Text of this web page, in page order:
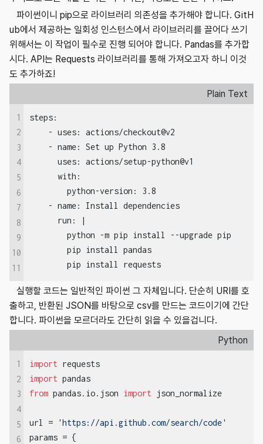
파이썬이니 pip으로 라이브러리 의존성을 추가해야 합니다. GitH
ub에서 제공하는 일회성 인스턴스에서 라이브러리를 끌어다 쓰기
위해서는 이 작업이 필수로 진행 되어야 합니다. Pandas를 추가합
시다. API는 Requests 라이브러리를 통해 가져오고자 하니 이것
도 추가하죠!
Plain Text
1
2
3
4
5
6
7
8
9
10
11
steps:
    - uses: actions/checkout@v2
    - name: Set up Python 3.8
      uses: actions/setup-python@v1
      with:
        python-version: 3.8
    - name: Install dependencies
      run: |
        python -m pip install --upgrade pip
        pip install pandas
        pip install requests
실행할 코드는 일반적인 파이썬 그 자체입니다. 단순히 URI를 호
출하고, 반환된 JSON를 바탕으로 csv를 만드는 코드이기에 간단
합니다. 파이썬을 모르더라도 간단히 읽을 수 있을겁니다.
Python
1
2
3
4
5
6
import
import
from pandas.io.json import json_normalize
url =
'https://api.github.com/search/code'
params = {